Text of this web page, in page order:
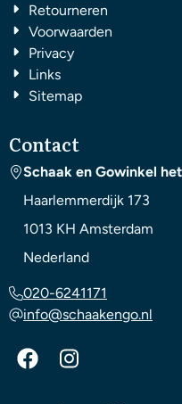
Retourneren
Voorwaarden
Privacy
Links
Sitemap
Contact
Schaak en Gowinkel
Haarlemmerdijk 173
1013 KH Amsterdam
Nederland
020-6241171
info@schaakengo.nl